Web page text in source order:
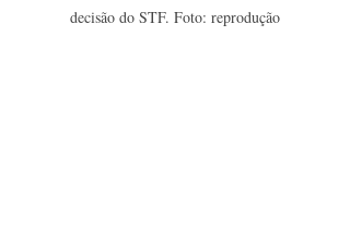
decisão do STF. Foto: reprodução